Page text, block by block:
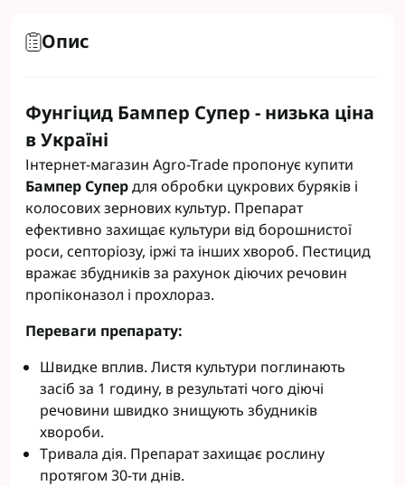
Опис
Фунгіцид Бампер Супер - низька ціна
в Україні
Інтернет-магазин Agro-Trade пропонує купити
Бампер Супердля обробки цукрових буряків і
колосових зернових культур. Препарат
ефективно захищає культури від борошнистої
роси, септоріозу, іржі та інших хвороб. Пестицид
вражає збудників за рахунок діючих речовин
пропіконазол і прохлораз.
Переваги препарату:
Швидке вплив. Листя культури поглинають
засіб за 1 годину, в результаті чого діючі
речовини швидко знищують збудників
хвороби.
Тривала дія. Препарат захищає рослину
протягом 30-ти днів.